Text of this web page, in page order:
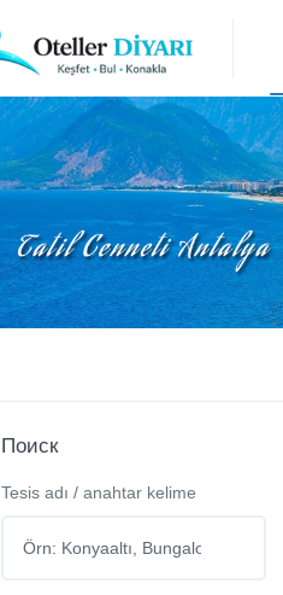
Поиск
Tesis adı / anahtar kelime